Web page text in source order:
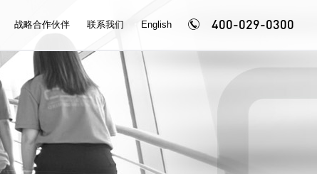
战略合作伙伴 联系我们 English 400-029-0300